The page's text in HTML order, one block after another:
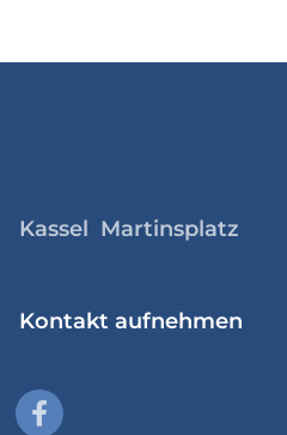
Kassel Martinsplatz
Kontakt aufnehmen